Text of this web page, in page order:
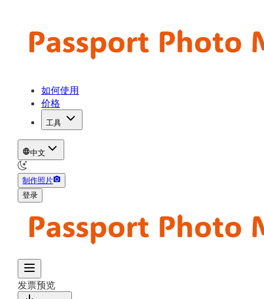
如何使用
价格
工具
中文
制作照片
登录
发票预览